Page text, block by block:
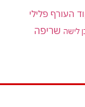
העורף פלילי
לישה שריפה